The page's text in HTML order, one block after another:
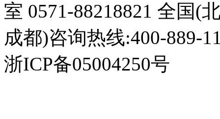
室 0571-88218821 全国(
成都)咨询热线:400-889-
浙ICP备05004250号